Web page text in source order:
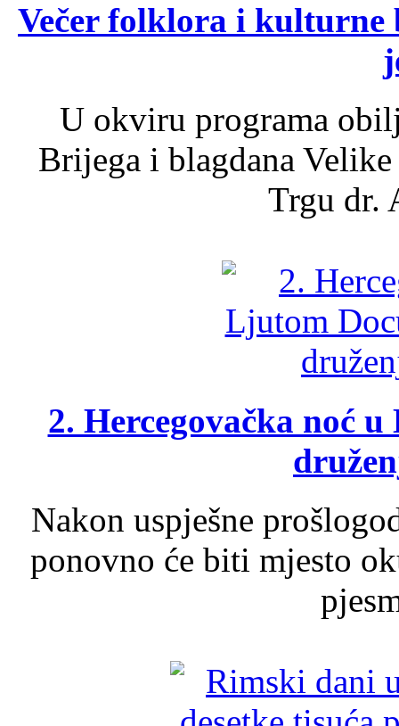
Večer folklora i kulturne
U okviru programa
Brijega i blagdana
Trgu dr.
2. Hercegovačka noć
Nakon uspješne
ponovno će biti mjesto